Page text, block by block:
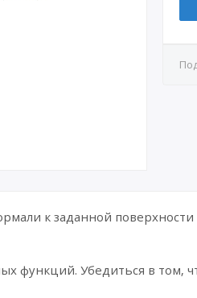
к заданной поверхности
функций. Убедиться в том,